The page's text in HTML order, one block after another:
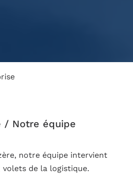
/ Notre équipe
notre équipe intervient
de la logistique.